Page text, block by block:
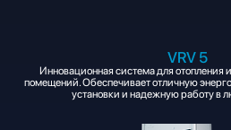
VRV 5
Инновационная система для отопления
помещений. Обеспечивает отличную
установки и надежную работу в